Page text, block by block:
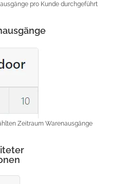
pro Kunde durchgeführt
Zeitraum Warenausgänge